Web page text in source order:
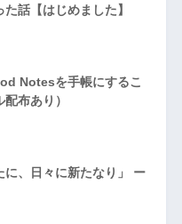
話【はじめました】
Notesを手帳にするこ
布あり）
に、日々に新たなり」 ー